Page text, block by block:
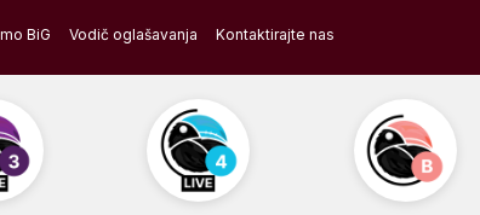
BiG Vodič oglašavanja Kontaktirajte nas